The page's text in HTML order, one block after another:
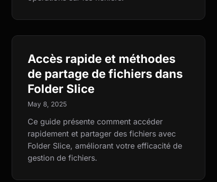
Accès rapide et méthodes
de partage de fichiers dans
Folder Slice
May 8, 2025
Ce guide présente comment accéder
rapidement et partager des fichiers avec
Folder Slice, améliorant votre efficacité de
gestion de fichiers.